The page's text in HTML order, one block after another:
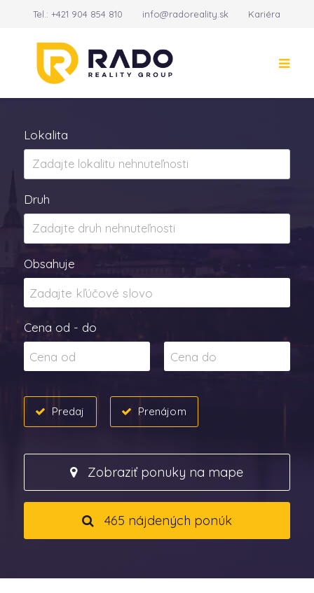
Tel.:+421 904 854 810 info@radoreality.sk Kariéra
Lokalita
Druh
Obsahuje
Cena od - do
Predaj Prenájom
Zobraziť ponuky na mape
465 nájdených ponúk